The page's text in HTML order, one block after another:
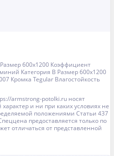
Размер600x1200 Коэффициент
Категория B Размер600x1200
Кромка Tegular Влагостойкость
armstrong-potolki.ru носят
и ни при каких условиях не
положениями Статьи 437
предоставляется только по
отличаться от представленной